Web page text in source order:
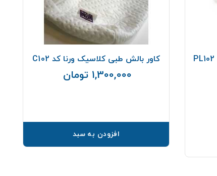
کاور بالش طبی کلاسیک ورنا کد C102
1,300,000 تومان
افزودن به سبد